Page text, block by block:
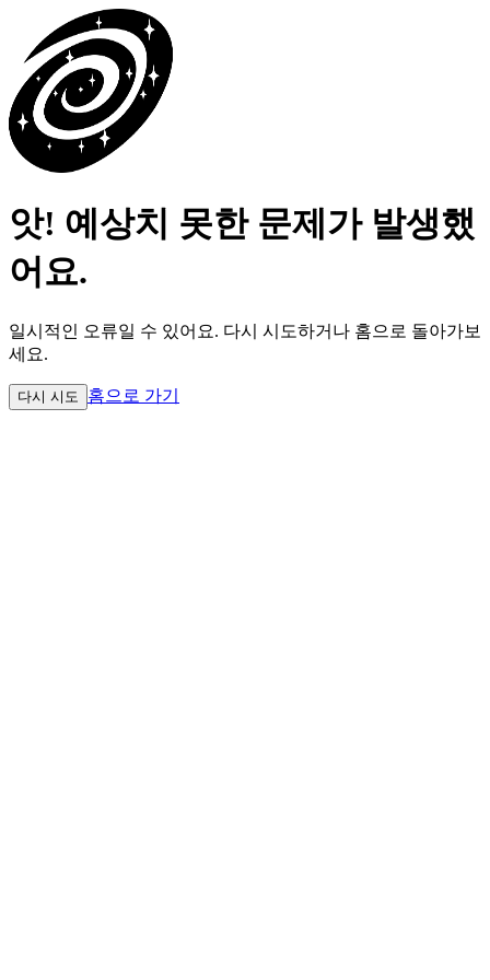
앗! 예상치 못한 문제가 발생했
어요.
일시적인 오류일 수 있어요. 다시 시도하거나 홈으로 돌아가보
세요.
다시 시도 홈으로 가기